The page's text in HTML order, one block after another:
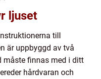
ljuset
till
är uppbyggd av två
måste finnas med i ditt
hårdvaran och